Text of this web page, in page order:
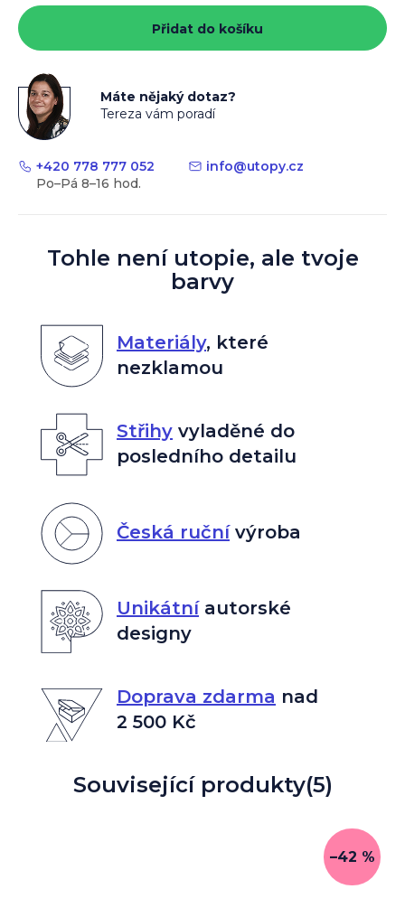
cena:
Přidat do košíku
Máte nějaký dotaz?
Tereza vám poradí
+420 778 777 052 info@utopy.cz
Tohle není utopie, ale tvoje
barvy
Materiály, které
nezklamou
Střihyvyladěné do
posledního detailu
Česká ručnívýroba
Unikátníautorské
designy
Doprava zdarma nad
2 500 Kč
Související produkty(5)
–42 %